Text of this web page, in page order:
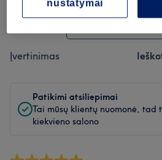
Įvertinimas
Patikimi atsiliepimai
Tai mūsų klientų nuomonė, tad
kiekvieno salono
nustatymai